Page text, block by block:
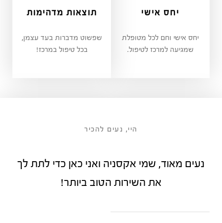
יחס אישי
יחס אישי וחם לכל מטופלת
שמגיעה למרכז לטיפול.
תוצאות מדהימות
שפשוט מדברות בעד עצמן,
בכל טיפול במרכז!
היי, נעים להכיר
נעים מאוד, שמי אקסניה ואני כאן כדי לתת לך
את השירות הטוב ביותר!